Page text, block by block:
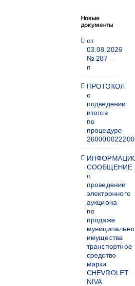
Новые
документы
от
03.08.2026
№ 287–
п
ПРОТОКОЛ
о
подведении
итогов
по
процедуре
СООБЩЕНИЕ
о
проведении
электронного
аукциона
по
продаже
имущества
транспортное
средство
марки
CHEVROLET
NIVA